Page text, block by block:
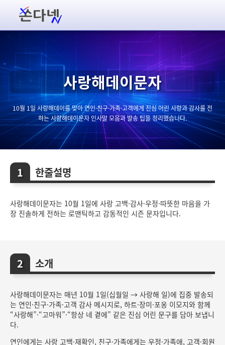
사랑해데이문자
10월 1일 사랑해데이를 맞아 연인·친구·가족·고객에게 진심 어린 사랑과 감사를 전
하는 사랑해데이문자 인사말 모음과 발송 팁을 정리했습니다.
한줄설명
사랑해데이문자는 10월 1일에 사랑 고백·감사·우정·따뜻한 마음을 가
장 진솔하게 전하는 로맨틱하고 감동적인 시즌 문자입니다.
소개
사랑해데이문자는 매년 10월 1일(십월일 → 사랑해 일)에 집중 발송되
는 연인·친구·가족·고객 감사 메시지로, 하트·장미·포옹 이모지와 함께
“사랑해”·“고마워”·“항상 네 곁에” 같은 진심 어린 문구를 담아 보냅니
다.
연인에게는 사랑 고백·재확인, 친구·가족에게는 우정·가족애, 고객·회원